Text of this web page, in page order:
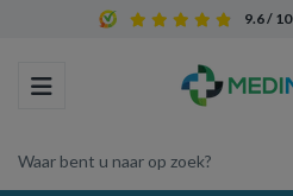
9.6 / 10
Toggle navigation
Waar bent u naar op zoek?